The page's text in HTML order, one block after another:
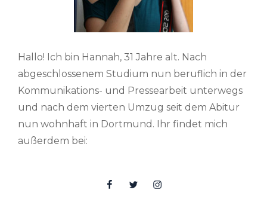
Hallo! Ich bin Hannah, 31 Jahre alt. Nach
abgeschlossenem Studium nun beruflich in der
Kommunikations- und Pressearbeit unterwegs
und nach dem vierten Umzug seit dem Abitur
nun wohnhaft in Dortmund. Ihr findet mich
außerdem bei:
FacebookTwitterInsta